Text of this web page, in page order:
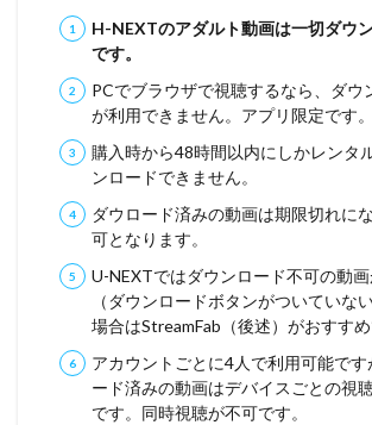
2.2
画面
録画
ソフ
トで
U-
NEXT
を録
画す
るな
DRM
解除
が可
能な
ツー
ルが
必要
H-NEXTのアダルト動画は一切ダウ
です。
PCでブラウザで視聴するなら、ダウ
が利用できません。アプリ限定です。
購入時から48時間以内にしかレンタ
ンロードできません。
ダウロード済みの動画は期限切れに
可となります。
U-NEXTではダウンロード不可の動画
（ダウンロードボタンがついていな
場合はStreamFab（後述）がおすすめ
アカウントごとに4人で利用可能です
ード済みの動画はデバイスごとの視
です。同時視聴が不可です。